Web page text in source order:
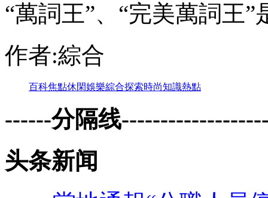
“萬詞王”、“完美萬詞王
作者:綜合
百科焦點休閑娛樂綜合探索時尚知識熱點
------分隔线
头条新闻